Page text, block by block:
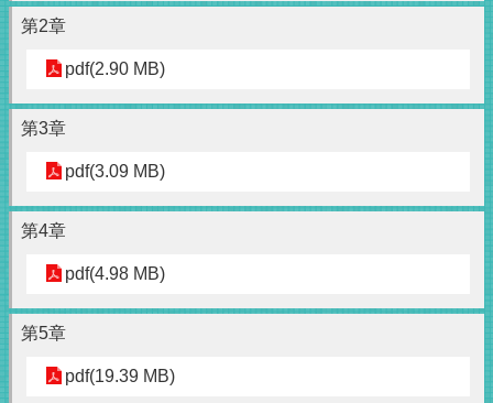
第2章
pdf(2.90 MB)
第3章
pdf(3.09 MB)
第4章
pdf(4.98 MB)
第5章
pdf(19.39 MB)